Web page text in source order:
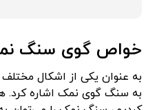
خواص گوی سنگ
به عنوان یکی از اشکال
به سنگ گوی نمک اشاره کرد.